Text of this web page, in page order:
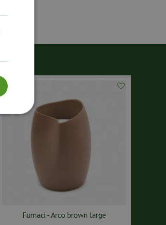
Fumaci - Arco brown large